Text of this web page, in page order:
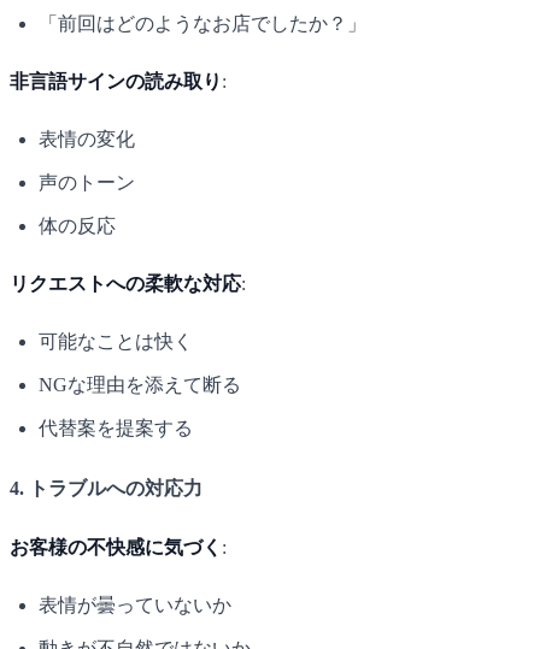
「前回はどのようなお店でしたか？」
非言語サインの読み取り :
表情の変化
声のトーン
体の反応
リクエストへの柔軟な対応:
可能なことは快く
NGな理由を添えて断る
代替案を提案する
4. トラブルへの対応力
お客様の不快感に気づく :
表情が曇っていないか